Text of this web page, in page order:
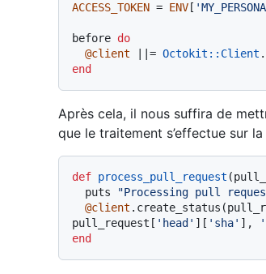
ACCESS_TOKEN = ENV [
before do
@client
|= Octokit::Client
end
Après cela, il nous suffira de
que le traitement s’effectue sur la
def process_pull_request (
  puts
"Processing pull
@client
pull_request[ 'head' ][ 'sha' ],
end